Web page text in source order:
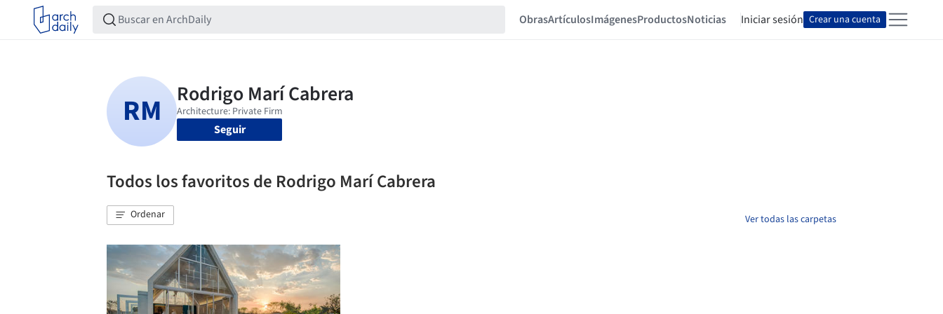
ObrasArtículosImágenesProductosNoticias Iniciar sesión Crear una cuenta
Seguir
Todos los favoritos de Rodrigo Marí Cabrera
Ordenar Ver todas las carpetas